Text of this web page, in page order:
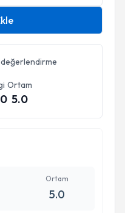
değerlendirme
Ortam
5.0
Ortam
5.0